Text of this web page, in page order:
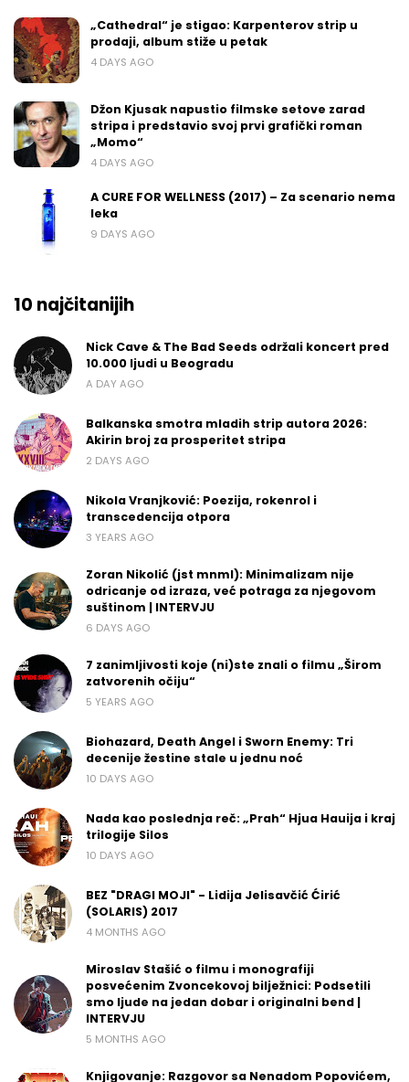
„Cathedral“ je stigao: Karpenterov strip u
prodaji, album stiže u petak
4 DAYS AGO
Džon Kjusak napustio filmske setove zarad
stripa i predstavio svoj prvi grafički roman
„Momo“
4 DAYS AGO
A CURE FOR WELLNESS (2017) – Za scenario nema
leka
9 DAYS AGO
10 najčitanijih
Nick Cave & The Bad Seeds održali koncert pred
10.000 ljudi u Beogradu
A DAY AGO
Balkanska smotra mladih strip autora 2026:
Akirin broj za prosperitet stripa
2 DAYS AGO
Nikola Vranjković: Poezija, rokenrol i
transcedencija otpora
3 YEARS AGO
Zoran Nikolić (jst mnml): Minimalizam nije
odricanje od izraza, već potraga za njegovom
suštinom | INTERVJU
6 DAYS AGO
7 zanimljivosti koje (ni)ste znali o filmu „Širom
zatvorenih očiju“
5 YEARS AGO
Biohazard, Death Angel i Sworn Enemy: Tri
decenije žestine stale u jednu noć
10 DAYS AGO
Nada kao poslednja reč: „Prah“ Hjua Hauija i kraj
trilogije Silos
10 DAYS AGO
BEZ "DRAGI MOJI" - Lidija Jelisavčić Ćirić
(SOLARIS) 2017
4 MONTHS AGO
Miroslav Stašić o filmu i monografiji
posvećenim Zvoncekovoj bilježnici: Podsetili
smo ljude na jedan dobar i originalni bend |
INTERVJU
5 MONTHS AGO
Knjigovanje: Razgovor sa Nenadom Popovićem,